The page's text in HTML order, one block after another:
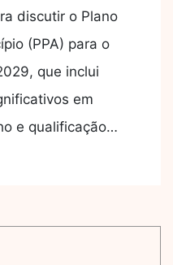
discutir o Plano
(PPA) para o
que inclui
em
e qualificação…